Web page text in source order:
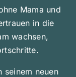
Mama und
in die
wachsen,
seinem neuen